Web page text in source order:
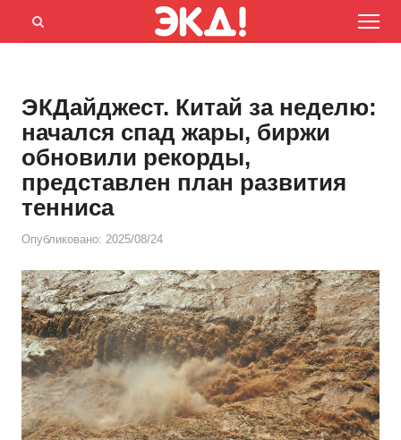
Menu
Открыть
ЭКДайджест. Китай за неделю:
начался спад жары, биржи
обновили рекорды,
представлен план развития
тенниса
Опубликовано: 2025/08/24